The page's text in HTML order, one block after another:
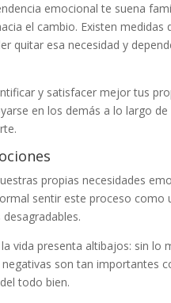
emocional te suena
el cambio. Existen
quitar esa necesidad y
y satisfacer mejor tus
en los demás a lo largo
propias necesidades
sentir este proceso
vida presenta altibajos: sin
son tan importantes
todo bien.